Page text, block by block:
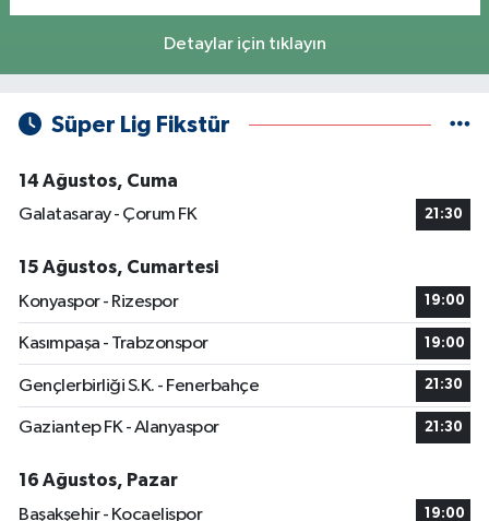
Detaylar için tıklayın
Süper Lig Fikstür
14 Ağustos, Cuma
Galatasaray - Çorum FK
21:30
15 Ağustos, Cumartesi
Konyaspor - Rizespor
19:00
Kasımpaşa - Trabzonspor 19:00
Gençlerbirliği S.K. - Fenerbahçe 21:30
Gaziantep FK - Alanyaspor 21:30
16 Ağustos, Pazar
Başakşehir - Kocaelispor
19:00